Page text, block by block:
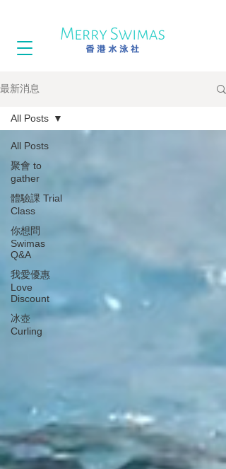
最新消息
All Posts
聚會 to
gather
體驗課 Trial
Class
你想問
Swimas
Q&A
我愛優惠
Love
Discount
冰壺
Curling
All Posts